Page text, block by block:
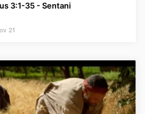
3:1-35 - Sentani
21